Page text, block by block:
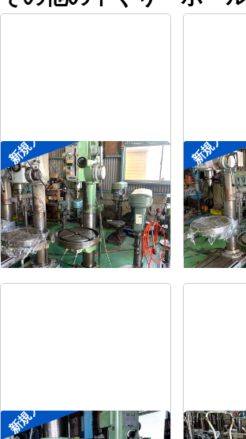
新規入荷
直立ボール盤
メーカー 森精機
形 式YD2-55
年 式-
新規入荷
直立ボー
メーカー
形
年 式
新規入荷
ラジアルボール盤 卓上ボー